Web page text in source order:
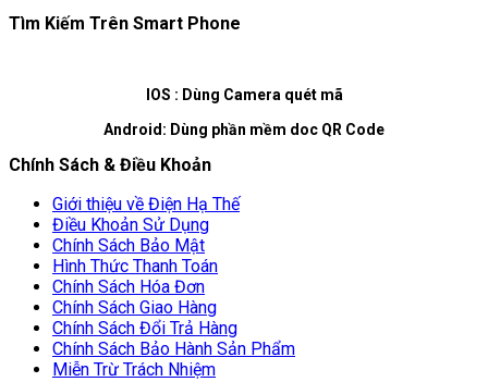
Tìm Kiếm Trên Smart Phone
IOS : Dùng Camera quét mã
Android: Dùng phần mềm doc QR Code
Chính Sách & Điều Khoản
Giới thiệu về Điện Hạ Thế
Điều Khoản Sử Dụng
Chính Sách Bảo Mật
Hình Thức Thanh Toán
Chính Sách Hóa Đơn
Chính Sách Giao Hàng
Chính Sách Đổi Trả Hàng
Chính Sách Bảo Hành Sản Phẩm
Miễn Trừ Trách Nhiệm